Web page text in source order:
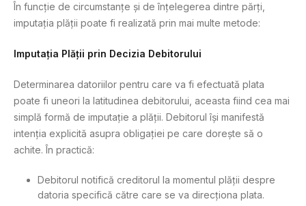
În funcție de circumstanțe și de înțelegerea dintre părți,
imputația plății poate fi realizată prin mai multe metode:
Imputația Plății prin Decizia Debitorului
Determinarea datoriilor pentru care va fi efectuată plata
poate fi uneori la latitudinea debitorului, aceasta fiind cea mai
simplă formă de imputație a plății. Debitorul își manifestă
intenția explicită asupra obligației pe care dorește să o
achite. În practică:
Debitorul notifică creditorul la momentul plății despre
datoria specifică către care se va direcționa plata.